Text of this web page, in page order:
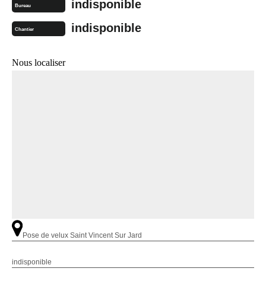
Bureau indisponible
Chantier indisponible
Nous localiser
Pose de velux Saint Vincent Sur Jard
indisponible